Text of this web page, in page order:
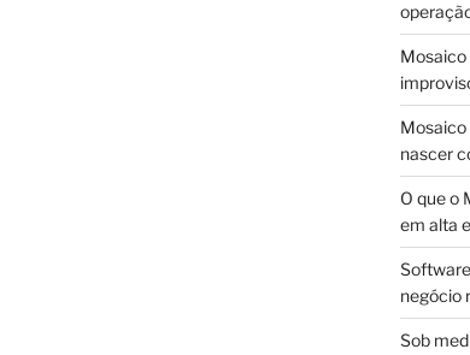
Mosaico
Mosaico
nascer
O que o
em alta
negócio
Sob